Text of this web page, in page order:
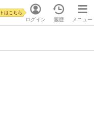
ログイン
はこちら
履歴 メニュー